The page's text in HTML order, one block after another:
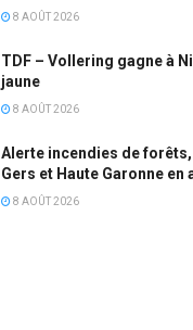
8 AOÛT 2026
TDF – Vollering gagne à
jaune
8 AOÛT 2026
Alerte incendies de forêts,
Gers et Haute Garonne en
8 AOÛT 2026